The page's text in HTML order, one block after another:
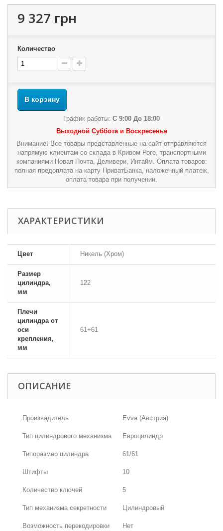
9 327 грн
Количество
В корзину
График работы: С 9:00 До 18:00
Выходной Суббота и Воскресенье
Внимание! Все товары представленные на сайт отправляются
напрямую клиентам со склада в Кривом Роге, транспортными
компаниями Новая Почта, Деливери, Интайм. Оплата товаров:
полная предоплата на карту ПриватБанка, наложенный платеж,
оплата товара при получении.
ХАРАКТЕРИСТИКИ
Цвет Никель (Хром)
Размер
цилиндра,
мм
122
Плечи
цилиндра от
оси
крепления,
мм
61+61
ОПИСАНИЕ
Произвадитель Evva (Австрия)
Тип цилиндрового механизма Евроцилиндр
Типоразмер цилиндра 61/61
Штифты 10
Количество ключей 5
Тип механизма секретности Цилиндровый
Возможность перекодировки Нет